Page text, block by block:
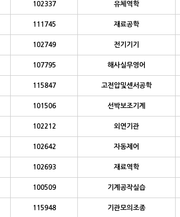
102337 유체역학
111745 재료공학
102749 전기기기
107795 해사실무영어
115847 고전압및센서공학
101506 선박보조기계
102212 외연기관
102642 자동제어
102693 재료역학
100509 기계공작실습
115948 기관모의조종